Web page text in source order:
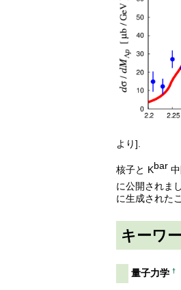
より].
核子と Kbar
に公開されま
に生成された
キーワ
量子力学†